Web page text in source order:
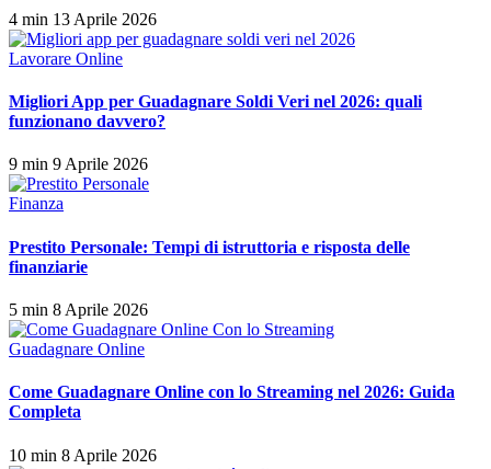
4 min 13 Aprile 2026
Lavorare Online
Migliori App per Guadagnare Soldi Veri nel 2026: quali
funzionano davvero?
9 min 9 Aprile 2026
Finanza
Prestito Personale: Tempi di istruttoria e risposta delle
finanziarie
5 min 8 Aprile 2026
Guadagnare Online
Come Guadagnare Online con lo Streaming nel 2026: Guida
Completa
10 min 8 Aprile 2026